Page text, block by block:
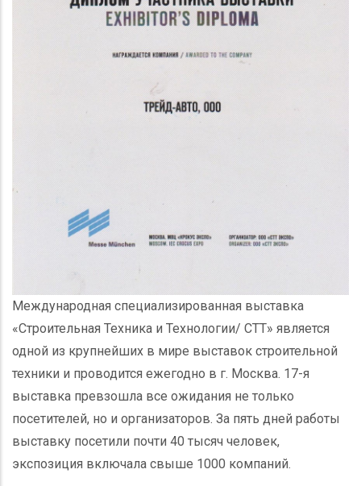
Международная специализированная выставка
«Строительная Техника и Технологии/ СТТ» является
одной из крупнейших в мире выставок строительной
техники и проводится ежегодно в г. Москва. 17-я
выставка превзошла все ожидания не только
посетителей, но и организаторов. За пять дней работы
выставку посетили почти 40 тысяч человек,
экспозиция включала свыше 1000 компаний.